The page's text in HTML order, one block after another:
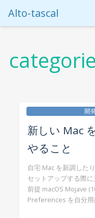
Alto-tascal
開
新しい Mac
やること
自宅 Mac を新調した
セットアップする際に
前提 macOS Mojave
Preferences を自分